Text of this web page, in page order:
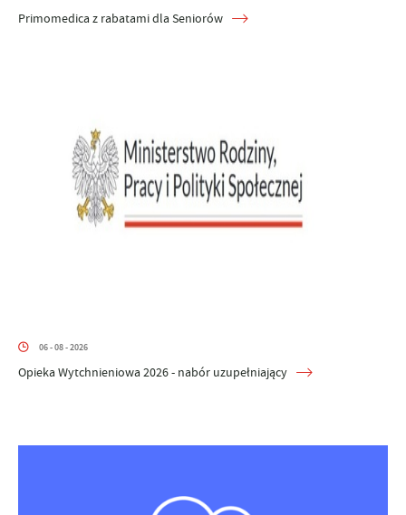
Primomedica z rabatami dla Seniorów
06 - 08 - 2026
Opieka Wytchnieniowa 2026 - nabór uzupełniający